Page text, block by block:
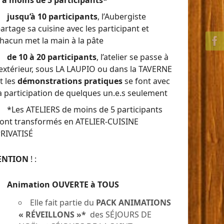
jusqu’à 10 participants, l’Aubergiste
sa cuisine avec les participant et
met la main à la pâte
de 10 à 20 participants, l’atelier se passe à
sous LA LAUPIO ou dans la TAVERNE
lesdémonstrations pratiquesse font avec
participation de quelques un.e.s seulement
*Les ATELIERS de moins de 5 participants
transformés en ATELIER-CUISINE
! :
Animation OUVERTE à TOUS
Elle fait partie du PACK ANIMATIONS
« RÉVEILLONS »* des SÉJOURS DE